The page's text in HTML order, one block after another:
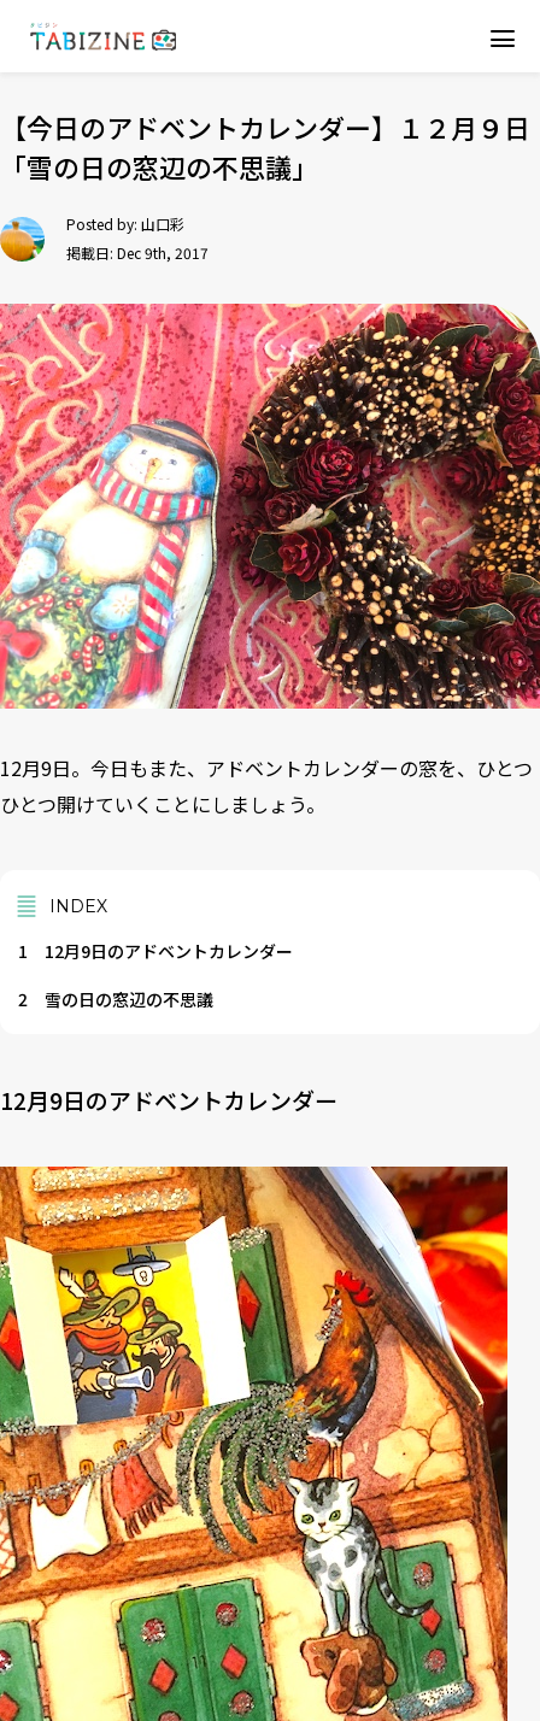
【今日のアドベントカレンダー】１２月９日
「雪の日の窓辺の不思議」
Posted by: 山口彩
掲載日: Dec 9th, 2017
12月9日。今日もまた、アドベントカレンダーの窓を、ひとつ
ひとつ開けていくことにしましょう。
INDEX
1
12月9日のアドベントカレンダー
2
雪の日の窓辺の不思議
12月9日のアドベントカレンダー